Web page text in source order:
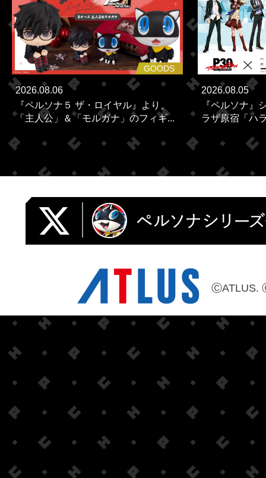
GOODS
2026.08.06
『ペルソナ５ ザ・ロイヤル』より、
「主人公」＆「モルガナ」のフィギ...
2026.08.05
『ペルソナ』
ラザ原宿「ハ
ⒸATLUS.